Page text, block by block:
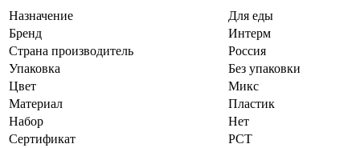
Назначение
Для еды
Бренд
Интерм
Страна производитель
Россия
Упаковка
Без упаковки
Цвет
Микс
Материал
Пластик
Набор
Нет
Сертификат
РСТ